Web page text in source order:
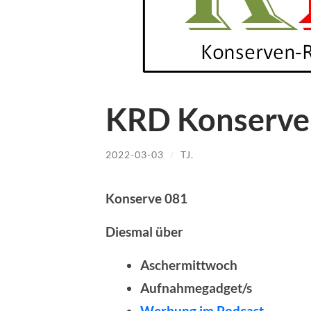
KRD
2022-03-03 / TJ.
Konserve 081
Diesmal über
Aschermittwoch
Aufnahmegadget/s